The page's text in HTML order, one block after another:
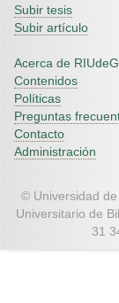
Subir tesis
Subir artículo
Acerca de RIUdeG
Contenidos
Políticas
Preguntas
Contacto
Administración
© Universidad
Universitario de
31